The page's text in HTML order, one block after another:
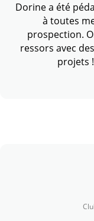
Dorine a été
à toutes
prospection.
ressors avec
projets